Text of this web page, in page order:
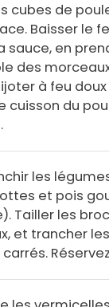
cubes de
Baisser le
sauce, en
des
à feu
cuisson du
les
et pois
Tailler les
et trancher